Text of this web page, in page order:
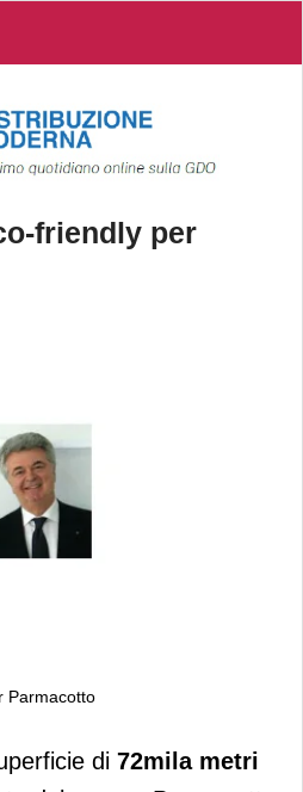
friendly per
Parmacotto
per
di 72mila metri